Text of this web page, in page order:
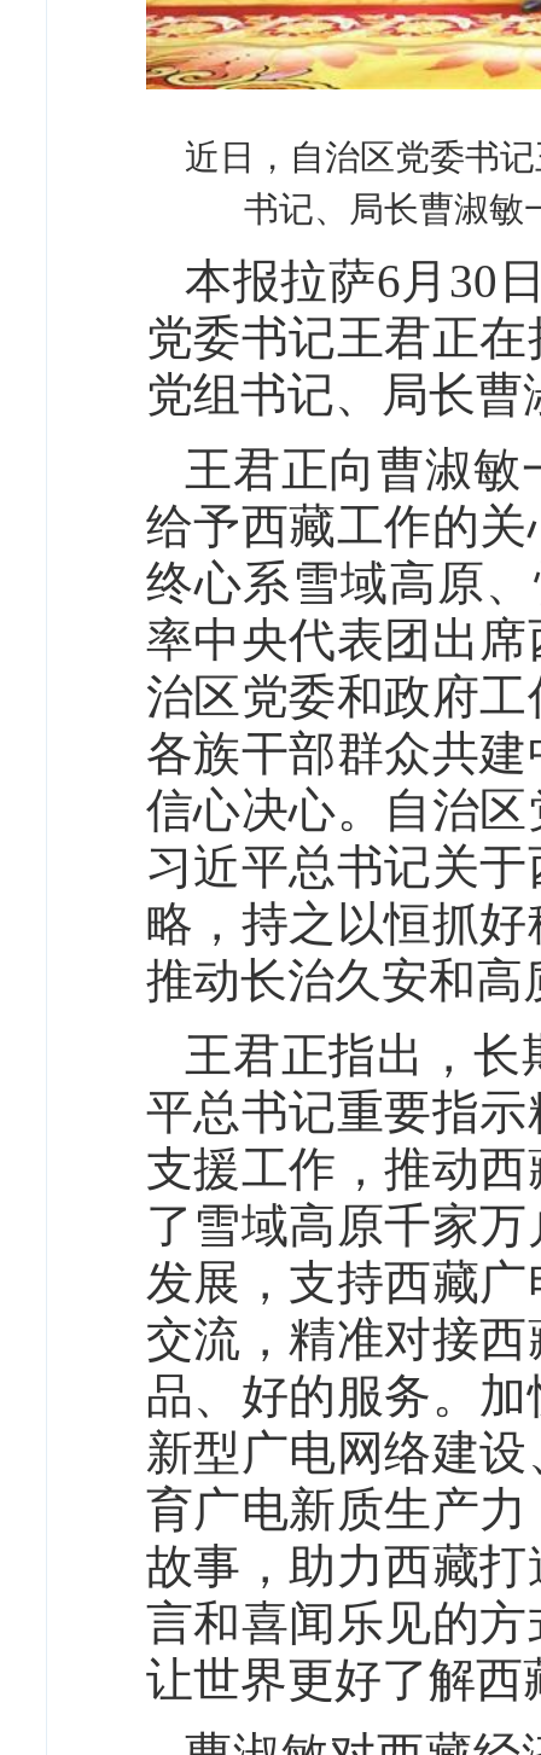
近日，自治区党委书
书记、局长曹淑敏
本报拉萨6月30
党委书记王君正
党组书记、局长
王君正向曹淑敏
给予西藏工作的
终心系雪域高原
率中央代表团出
治区党委和政府
各族干部群众共
信心决心。自治
习近平总书记关
略，持之以恒抓
推动长治久安和
王君正指出，长
平总书记重要指
支援工作，推动
了雪域高原千家万
发展，支持西藏
交流，精准对接
品、好的服务。
新型广电网络建
育广电新质生产
故事，助力西藏
言和喜闻乐见的
让世界更好了解